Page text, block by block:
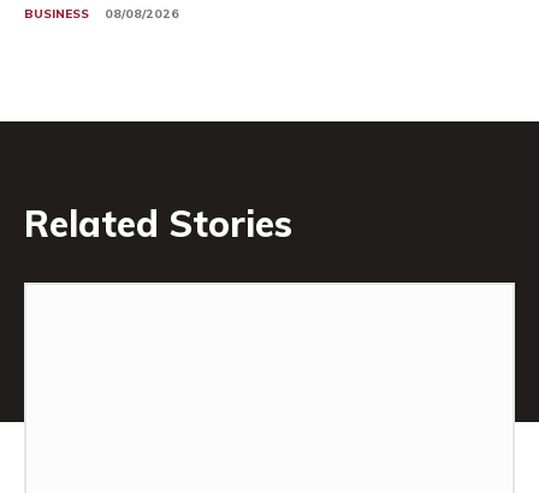
BUSINESS 08/08/2026
Related Stories